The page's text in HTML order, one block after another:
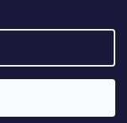
vyhrazena.Upravit